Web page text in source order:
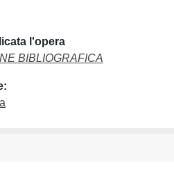
l'opera
BIBLIOGRAFICA